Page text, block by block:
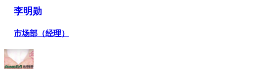
李明勋
市场部（经理）